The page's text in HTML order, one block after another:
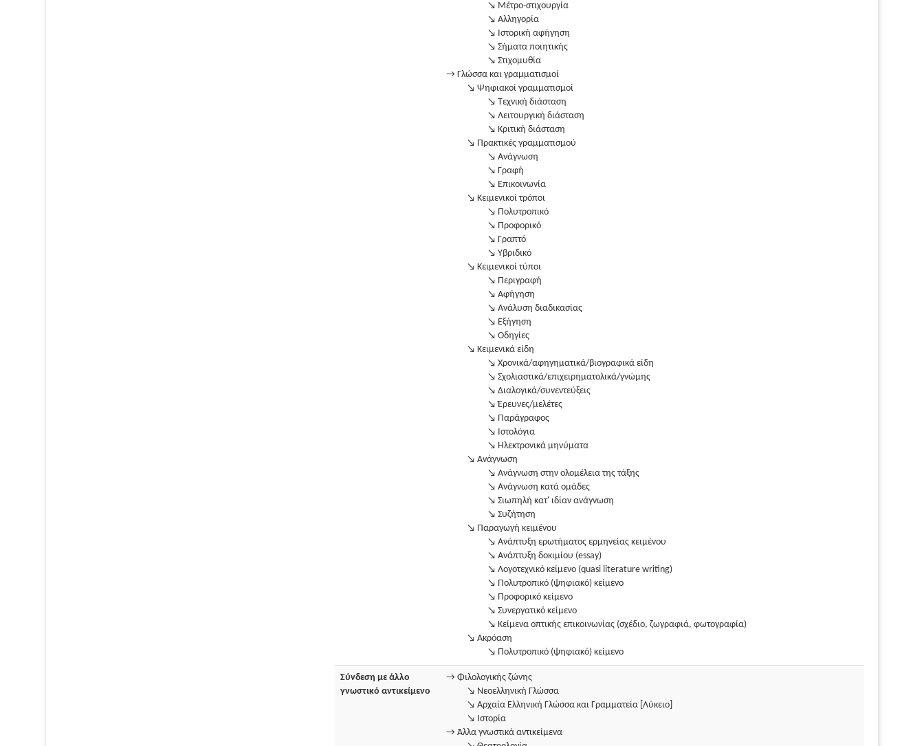
↘ Μέτρο-στιχουργία
↘ Αλληγορία
↘ Ιστορική αφήγηση
↘ Σήματα ποιητικής
↘ Στιχομυθία
→ Γλώσσα και γραμματισμοί
↘ Ψηφιακοί γραμματισμοί
↘ Τεχνική διάσταση
↘ Λειτουργική διάσταση
↘ Κριτική διάσταση
↘ Πρακτικές γραμματισμού
↘ Ανάγνωση
↘ Γραφή
↘ Επικοινωνία
↘ Κειμενικοί τρόποι
↘ Πολυτροπικό
↘ Προφορικό
↘ Γραπτό
↘ Υβριδικό
↘ Κειμενικοί τύποι
↘ Περιγραφή
↘ Αφήγηση
↘ Ανάλυση διαδικασίας
↘ Εξήγηση
↘ Οδηγίες
↘ Κειμενικά είδη
↘ Χρονικά/αφηγηματικά/βιογραφικά είδη
↘ Σχολιαστικά/επιχειρηματολικά/γνώμης
↘ Διαλογικά/συνεντεύξεις
↘ Έρευνες/μελέτες
↘ Παράγραφος
↘ Ιστολόγια
↘ Ηλεκτρονικά μηνύματα
↘ Ανάγνωση
↘ Ανάγνωση στην ολομέλεια της τάξης
↘ Ανάγνωση κατά ομάδες
↘ Σιωπηλή κατ' ιδίαν ανάγνωση
↘ Συζήτηση
↘ Παραγωγή κειμένου
↘ Ανάπτυξη ερωτήματος ερμηνείας κειμένου
↘ Ανάπτυξη δοκιμίου (essay)
↘ Λογοτεχνικό κείμενο (quasi literature writing)
↘ Πολυτροπικό (ψηφιακό) κείμενο
↘ Προφορικό κείμενο
↘ Συνεργατικό κείμενο
↘ Κείμενα οπτικής επικοινωνίας (σχέδιο, ζωγραφιά, φωτογραφία)
↘ Ακρόαση
↘ Πολυτροπικό (ψηφιακό) κείμενο
Σύνδεση με άλλο
γνωστικό αντικείμενο
→ Φιλολογικής ζώνης
↘ Νεοελληνική Γλώσσα
↘ Αρχαία Ελληνική Γλώσσα και Γραμματεία [Λύκειο]
↘ Ιστορία
→ Άλλα γνωστικά αντικείμενα